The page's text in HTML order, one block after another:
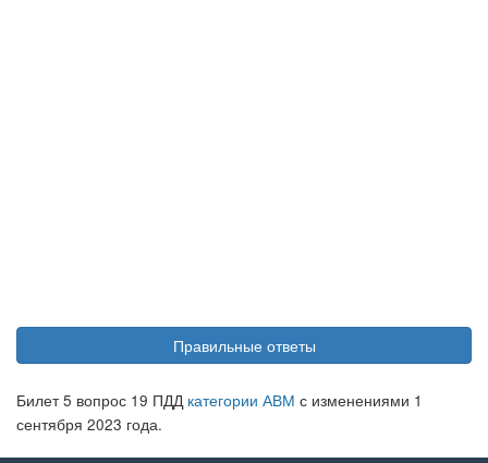
Правильные ответы
Билет 5 вопрос 19 ПДД категории АВМ с изменениями 1
сентября 2023 года.